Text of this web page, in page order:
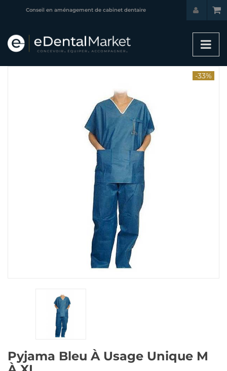
Conseil en aménagement de cabinet dentaire
-33%
Pyjama Bleu À Usage Unique M